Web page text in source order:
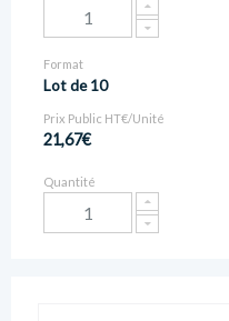
Format
Lot de 10
Prix Public HT€/Unité
21,67€
Quantité